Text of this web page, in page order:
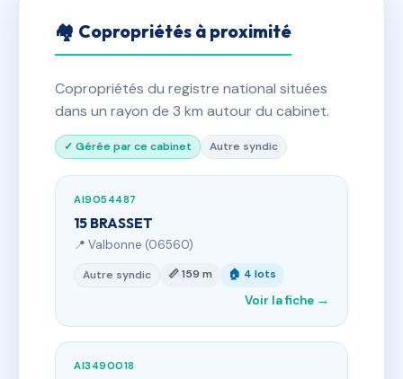
🏘 Copropriétés à proximité
Copropriétés du registre national situées
dans un rayon de 3 km autour du cabinet.
✓ Gérée par ce cabinet Autre syndic
AI9054487
15 BRASSET
📍 Valbonne (06560)
Autre syndic 📏 159 m 🏠 4 lots
Voir la fiche →
AI3490018